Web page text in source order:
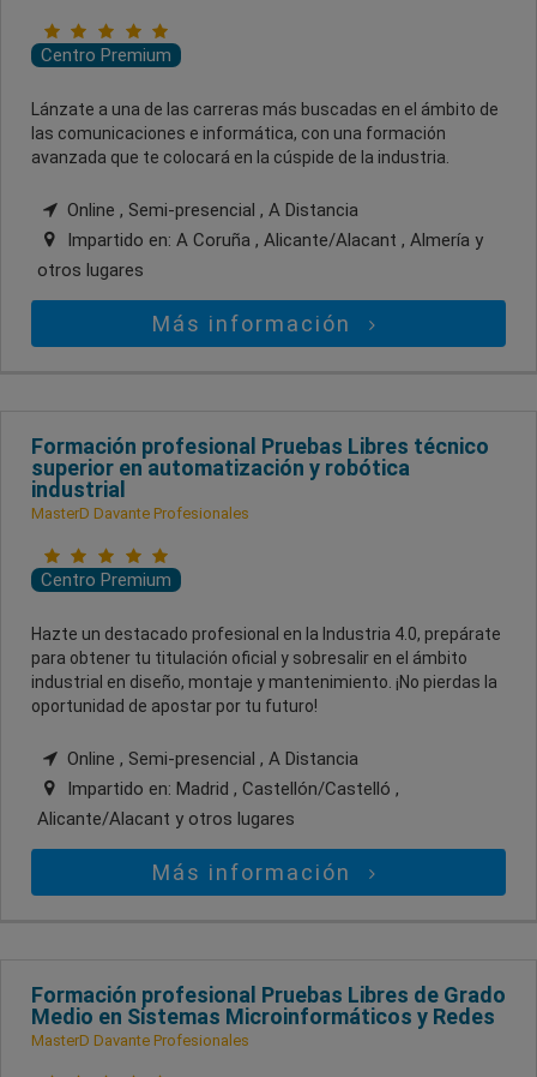
Centro Premium
Lánzate a una de las carreras más buscadas en el ámbito de
las comunicaciones e informática, con una formación
avanzada que te colocará en la cúspide de la industria.
Online , Semi-presencial , A Distancia
Impartido en: A Coruña , Alicante/Alacant , Almería y
otros lugares
Más información
Formación profesional Pruebas Libres técnico
superior en automatización y robótica
industrial
MasterD Davante Profesionales
Centro Premium
Hazte un destacado profesional en la Industria 4.0, prepárate
para obtener tu titulación oficial y sobresalir en el ámbito
industrial en diseño, montaje y mantenimiento. ¡No pierdas la
oportunidad de apostar por tu futuro!
Online , Semi-presencial , A Distancia
Impartido en: Madrid , Castellón/Castelló ,
Alicante/Alacant y otros lugares
Más información
Formación profesional Pruebas Libres de Grado
Medio en Sistemas Microinformáticos y Redes
MasterD Davante Profesionales